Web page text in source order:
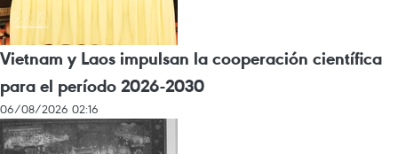
Vietnam y Laos impulsan la cooperación científica
para el período 2026-2030
06/08/2026 02:16